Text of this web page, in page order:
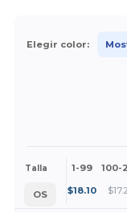
Elegir color:
Talla 1-99 100-
OS $18.10 $